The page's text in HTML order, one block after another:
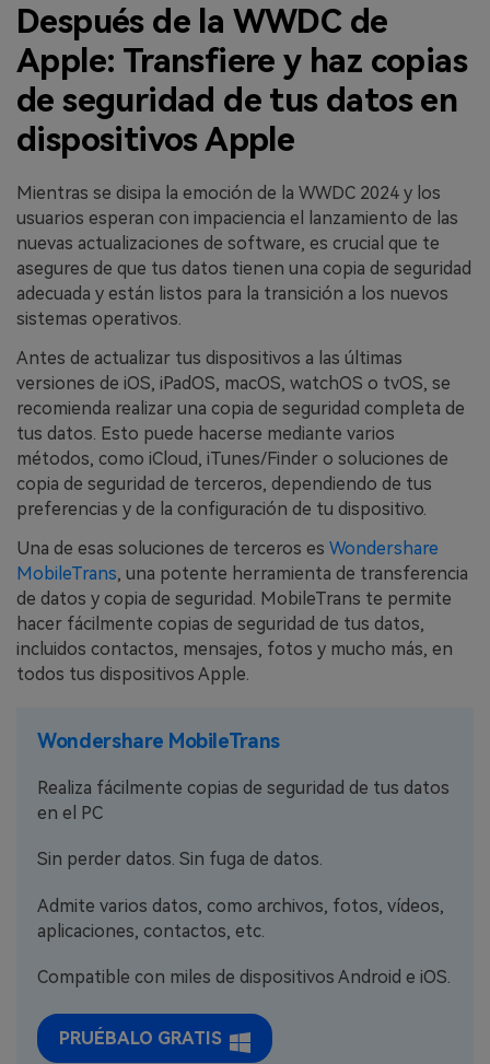
Después de la WWDC de
Apple: Transfiere y haz copias
de seguridad de tus datos en
dispositivos Apple
Mientras se disipa la emoción de la WWDC 2024 y los
usuarios esperan con impaciencia el lanzamiento de las
nuevas actualizaciones de software, es crucial que te
asegures de que tus datos tienen una copia de seguridad
adecuada y están listos para la transición a los nuevos
sistemas operativos.
Antes de actualizar tus dispositivos a las últimas
versiones de iOS, iPadOS, macOS, watchOS o tvOS, se
recomienda realizar una copia de seguridad completa de
tus datos. Esto puede hacerse mediante varios
métodos, como iCloud, iTunes/Finder o soluciones de
copia de seguridad de terceros, dependiendo de tus
preferencias y de la configuración de tu dispositivo.
Una de esas soluciones de terceros es Wondershare
MobileTrans, una potente herramienta de transferencia
de datos y copia de seguridad. MobileTrans te permite
hacer fácilmente copias de seguridad de tus datos,
incluidos contactos, mensajes, fotos y mucho más, en
todos tus dispositivos Apple.
Wondershare MobileTrans
Realiza fácilmente copias de seguridad de tus datos
en el PC
Sin perder datos. Sin fuga de datos.
Admite varios datos, como archivos, fotos, vídeos,
aplicaciones, contactos, etc.
Compatible con miles de dispositivos Android e iOS.
PRUÉBALO GRATIS